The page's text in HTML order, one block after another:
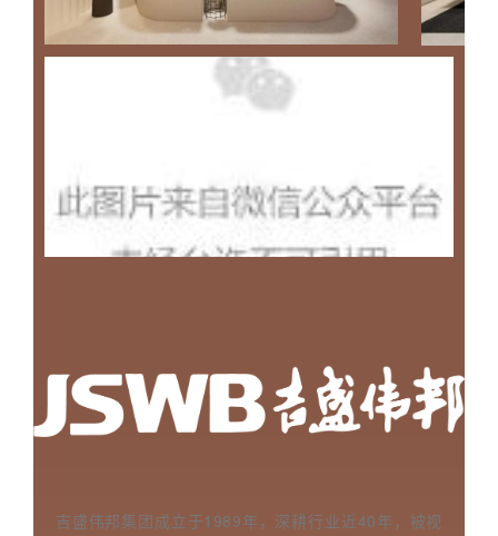
吉盛伟邦集团成立于1989年，深耕行业近40年，被视